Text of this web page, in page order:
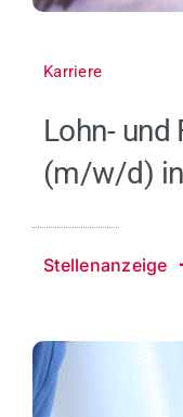
Karriere
Lohn- und
(m/w/d)
Stellenanzeige